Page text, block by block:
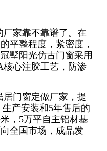
厂家靠不靠谱了。在
平整程度，紧密度，
墅阳光仿古门窗采用
核心注胶工艺，防渗
门窗定做厂家，提
产安装和5年售后的
，5万平自主铝材基
全国市场，成品发